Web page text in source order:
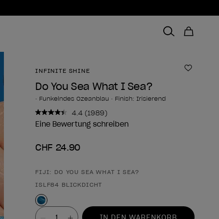
INFINITE SHINE Zur
Do You Sea What I Sea?
• Funkelndes Ozeanblau • Finish: Irisierend
4.4 1989
Bewertungen
lesen..
(1989)
Eine Bewertung schreiben
CHF 24.90
Form des Produkts
FIJI: DO YOU SEA WHAT I SEA?
ISLF84 BLICKDICHT
Wert